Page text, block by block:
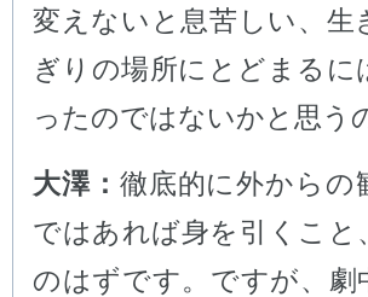
変えないと息苦しい、
ぎりの場所にとどまる
ったのではないかと思う
大澤： 徹底的に外からの
ではあれば身を引くこ
のはずです。ですが、